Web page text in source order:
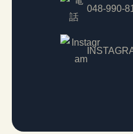
048-990-